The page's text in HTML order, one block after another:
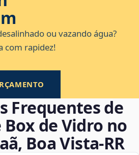
ou vazando água?
com rapidez!
Frequentes de
Box de Vidro no
Boa Vista‑RR